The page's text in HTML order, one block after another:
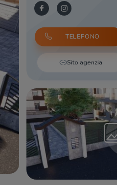
TELEFONO
Sito agenzia